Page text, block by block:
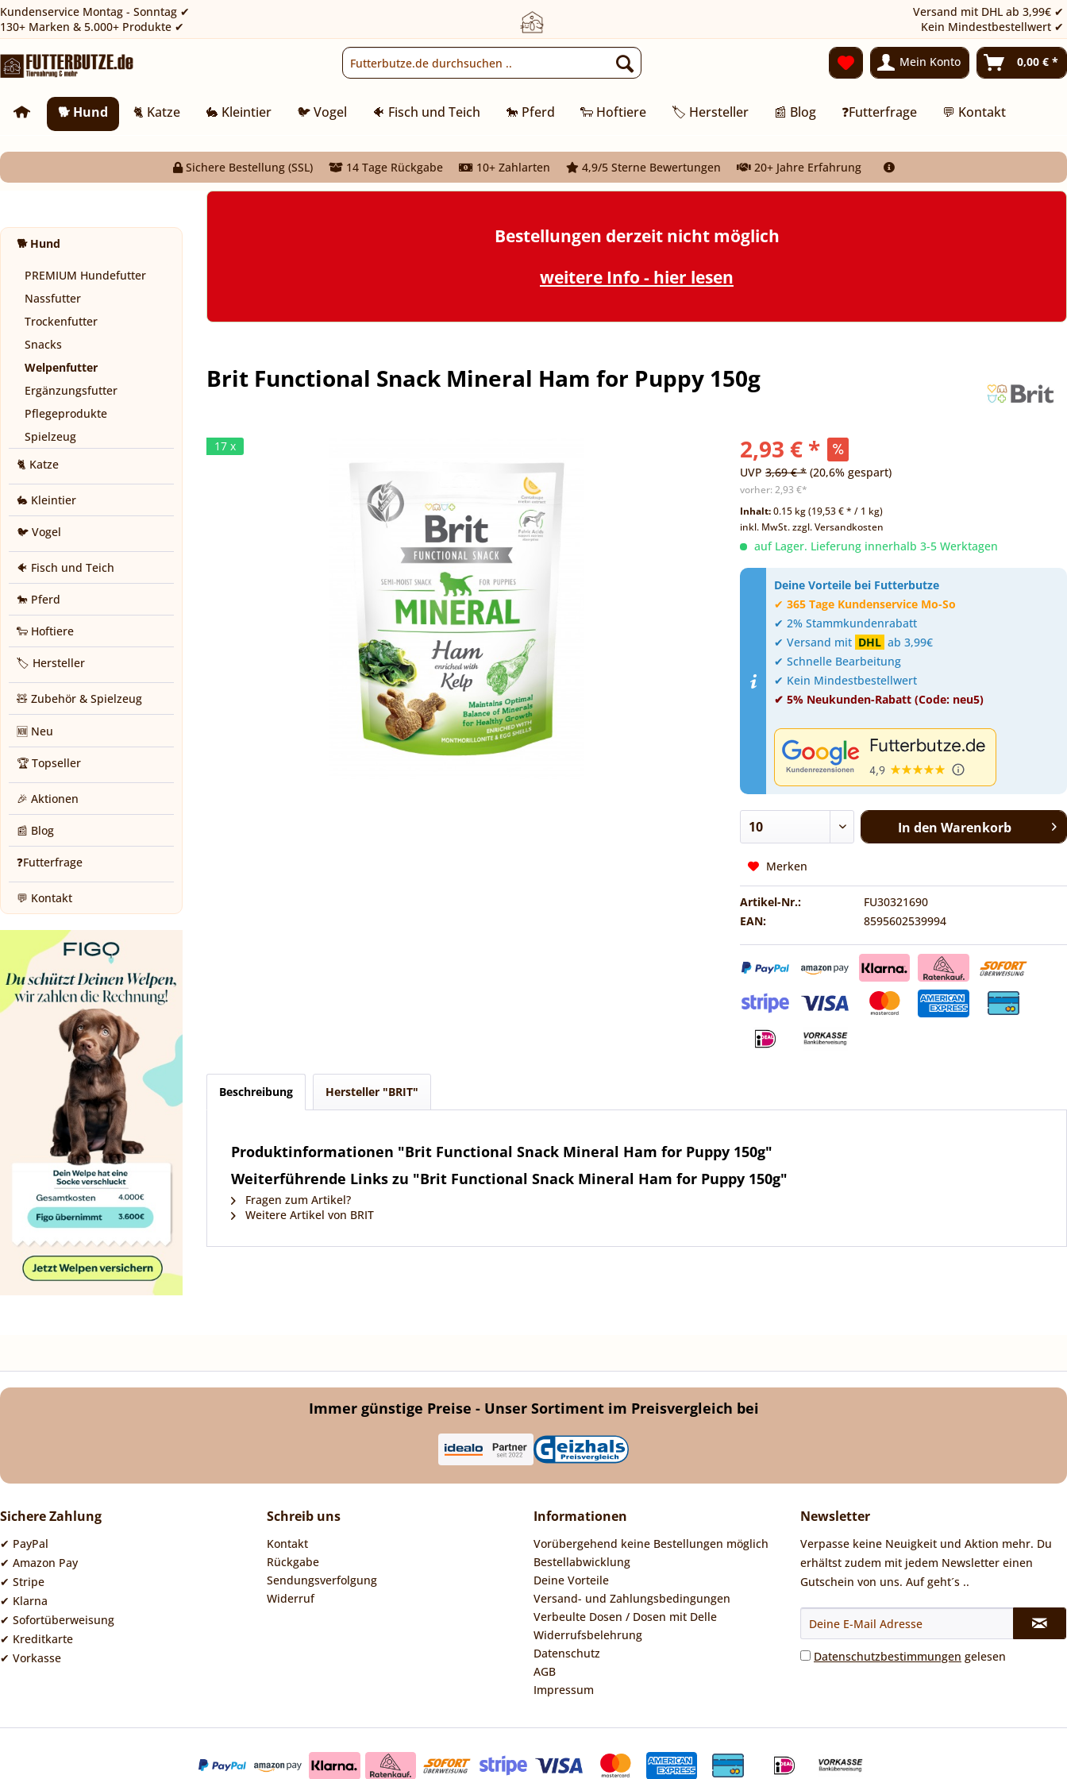
Kundenservice Montag - Sonntag ✔
130+ Marken & 5.000+ Produkte ✔
Versand mit DHL ab 3,99€ ✔
Kein Mindestbestellwert ✔
Mein Konto 0,00 € *
🐕 Hund 🐈 Katze 🐇 Kleintier 🐦 Vogel 🐠 Fisch und Teich 🐎 Pferd 🐑 Hoftiere 🏷️ Hersteller 📰 Blog ❓Futterfrage 💬 Kontakt
Sichere Bestellung (SSL) 14 Tage Rückgabe 10+ Zahlarten 4,9/5 Sterne Bewertungen 20+ Jahre Erfahrung
🐕 Hund
PREMIUM Hundefutter
Nassfutter
Trockenfutter
Snacks
Welpenfutter
Ergänzungsfutter
Pflegeprodukte
Spielzeug
🐈 Katze
🐇 Kleintier
🐦 Vogel
🐠 Fisch und Teich
🐎 Pferd
🐑 Hoftiere
🏷️ Hersteller
🧸 Zubehör & Spielzeug
🆕 Neu
🏆 Topseller
🎉 Aktionen
📰 Blog
❓Futterfrage
💬 Kontakt
Bestellungen derzeit nicht möglich
weitere Info - hier lesen
Brit Functional Snack Mineral Ham for Puppy 150g
17 x 2,93 € *
UVP3,69 € * (20,6% gespart)
vorher:2,93 €*
Inhalt:0.15 kg (19,53 € * / 1 kg)
inkl. MwSt.zzgl. Versandkosten
auf Lager. Lieferung innerhalb 3-5 Werktagen
Deine Vorteile bei Futterbutze
✔365 Tage Kundenservice Mo-So
✔ 2% Stammkundenrabatt
✔ Versand mit DHL ab 3,99€
✔ Schnelle Bearbeitung
✔ Kein Mindestbestellwert
✔ 5% Neukunden-Rabatt (Code: neu5)
In den Warenkorb
Merken
Artikel-Nr.:
FU30321690
EAN:
8595602539994
Beschreibung Hersteller "BRIT"
Produktinformationen "Brit Functional Snack Mineral Ham for Puppy 150g"
Weiterführende Links zu "Brit Functional Snack Mineral Ham for Puppy 150g"
Fragen zum Artikel?
Weitere Artikel von BRIT
Immer günstige Preise - Unser Sortiment im Preisvergleich bei
Sichere Zahlung
✔ PayPal
✔ Amazon Pay
✔ Stripe
✔ Klarna
✔ Sofortüberweisung
✔ Kreditkarte
✔ Vorkasse
Schreib uns
Kontakt
Rückgabe
Sendungsverfolgung
Widerruf
Informationen
Vorübergehend keine Bestellungen möglich
Bestellabwicklung
Deine Vorteile
Versand- und Zahlungsbedingungen
Verbeulte Dosen / Dosen mit Delle
Widerrufsbelehrung
Datenschutz
AGB
Impressum
Newsletter
Verpasse keine Neuigkeit und Aktion mehr. Du
erhältst zudem mit jedem Newsletter einen
Gutschein von uns. Auf geht´s ..
Datenschutzbestimmungen gelesen